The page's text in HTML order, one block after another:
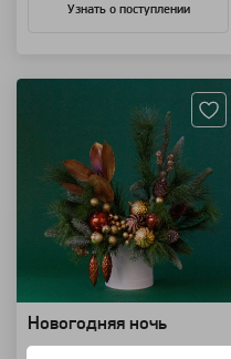
Узнать о поступлении
Новогодняя ночь